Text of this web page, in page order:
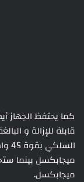
كما يحتفظ الجهاز
ميجابكسل.